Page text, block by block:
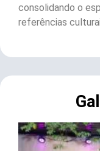
consolidando o
referências